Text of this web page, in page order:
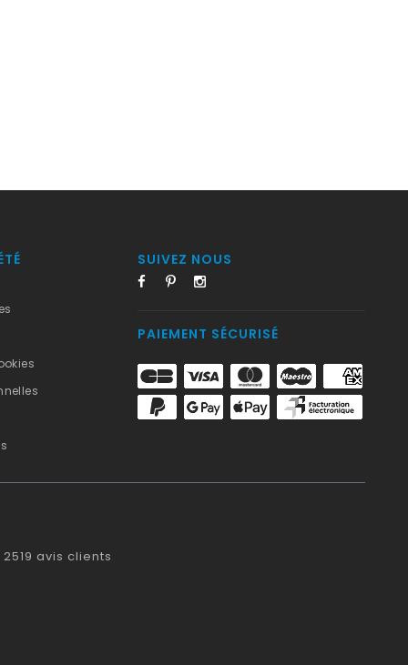
SUIVEZ NOUS
PAIEMENT SÉCURISÉ
2519 avis clients